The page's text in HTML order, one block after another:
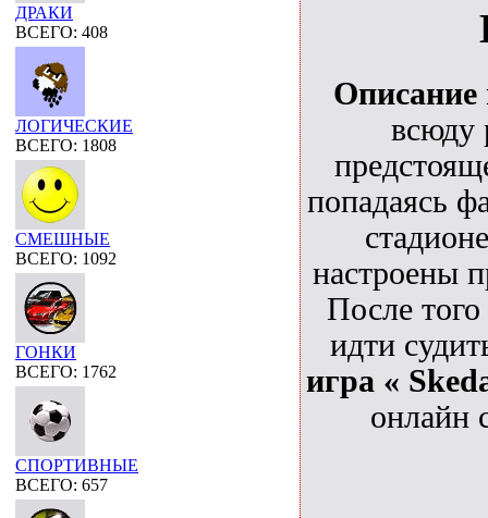
ДРАКИ
ВСЕГО: 408
ЛОГИЧЕСКИЕ
ВСЕГО: 1808
СМЕШНЫЕ
ВСЕГО: 1092
ГОНКИ
ВСЕГО: 1762
СПОРТИВНЫЕ
ВСЕГО: 657
всюду
попадаясь
настроены
После
идти
игра «
онлайн